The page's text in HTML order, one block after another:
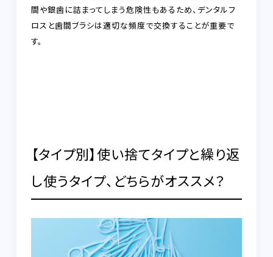
間や銀歯に詰まってしまう危険性もあるため、デンタルフ
ロスと歯間ブラシは適切な頻度で交換することが重要で
す。
【タイプ別】使い捨てタイプと繰り返
し使うタイプ、どちらがオススメ？